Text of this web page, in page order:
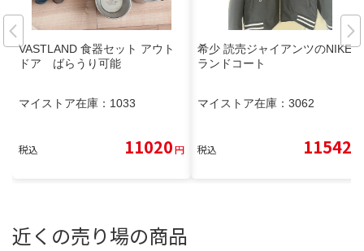
VASTLAND 食器セット アウト
ドア ばらうり可能
マイストア在庫： 1033
税込 11020円
希少 読売ジャイアンツのNIKEグ
ランドコート
マイストア在庫： 3062
税込 11542
近くの売り場の商品